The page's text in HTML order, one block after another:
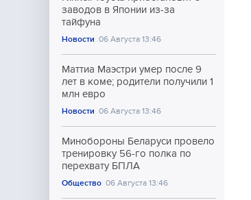
заводов в Японии из-за
тайфуна
Новости 06 Августа 13:46
Маттиа Маэстри умер после 9
лет в коме; родители получили 1
млн евро
Новости 06 Августа 13:46
Минобороны Беларуси провело
тренировку 56-го полка по
перехвату БПЛА
Общество 06 Августа 13:46